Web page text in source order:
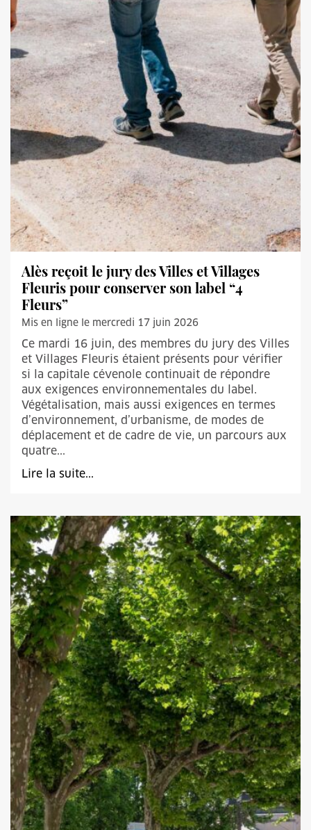
Alès reçoit le jury des Villes et Villages
Fleuris pour conserver son label “4
Fleurs”
Mis en ligne le mercredi 17 juin 2026
Ce mardi 16 juin, des membres du jury des Villes
et Villages Fleuris étaient présents pour vérifier
si la capitale cévenole continuait de répondre
aux exigences environnementales du label.
Végétalisation, mais aussi exigences en termes
d’environnement, d’urbanisme, de modes de
déplacement et de cadre de vie, un parcours aux
quatre...
Lire la suite...